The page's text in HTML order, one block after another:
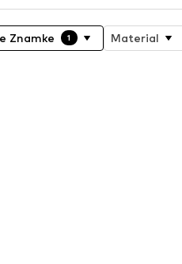
Znamke 1 Material